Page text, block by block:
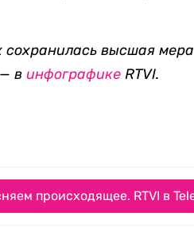
высшая
— винфографике RTVI.
происходящее. RTVI в